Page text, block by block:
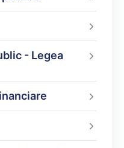
- Legea